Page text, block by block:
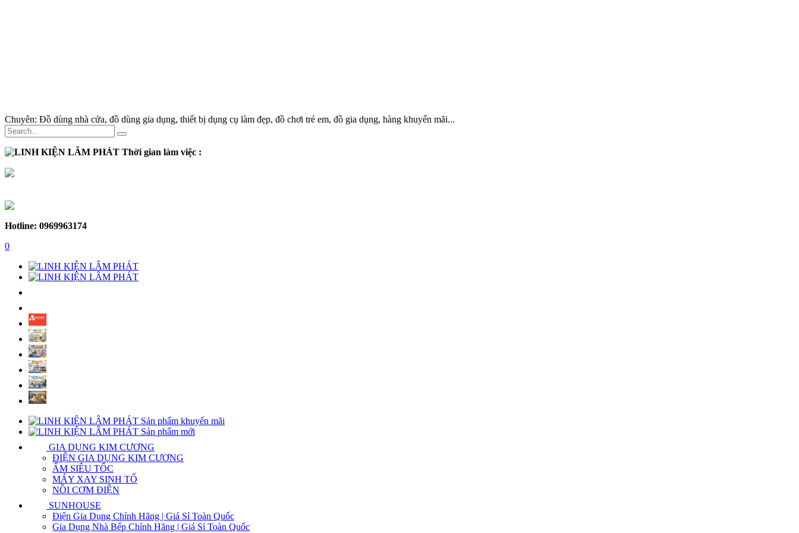
Chuyên: Đồ dùng nhà cửa, đồ dùng gia dụng, thiết bị dụng cụ làm đẹp, đồ chơi trẻ em, đồ gia dụng, hàng khuyến mãi...
Thời gian làm việc :
Hotline: 0969963174
0
Sản phẩm khuyến mãi
Sản phẩm mới
GIA DỤNG KIM CƯƠNG
ĐIỆN GIA DỤNG KIM CƯƠNG
ẤM SIÊU TỐC
MÁY XAY SINH TỐ
NỒI CƠM ĐIỆN
SUNHOUSE
Điện Gia Dụng Chính Hãng | Giá Sỉ Toàn Quốc
Gia Dụng Nhà Bếp Chính Hãng | Giá Sỉ Toàn Quốc